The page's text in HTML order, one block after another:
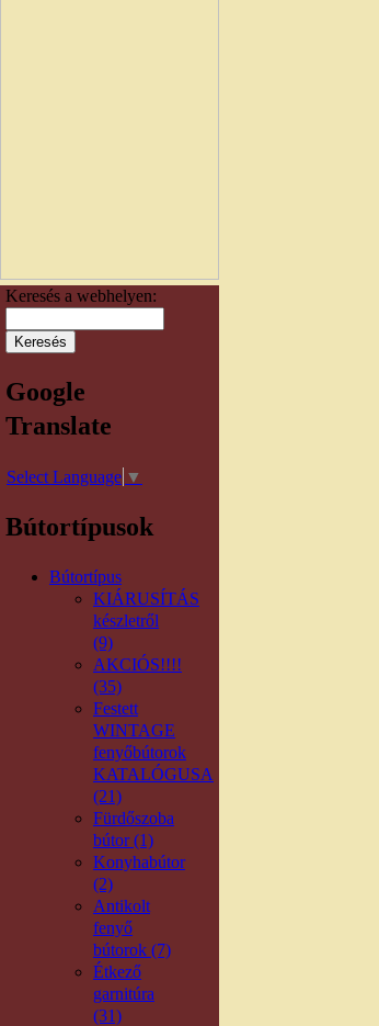
Keresés a webhelyen:
Google
Translate
Select Language ▼
Bútortípusok
Bútortípus
KIÁRUSÍTÁS
készletről
(9)
AKCIÓS!!!!
(35)
Festett
WINTAGE
fenyőbútorok
KATALÓGUSA
(21)
Fürdőszoba
bútor (1)
Konyhabútor
(2)
Antikolt
fenyő
bútorok (7)
Étkező
garnitúra
(31)